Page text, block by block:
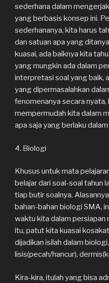
sederhana dalam
yang berbasis konsep ini.
sederhananya, kita harus
dan satuan apa yang
kuasai, ada baiknya kita
yang mungkin ada dalam
interpretasi soal yang baik,
yang dipermasalahkan
fenomenanya secara nyata,
mempermudah kita dalam
apa saja yang berlaku
4. Biologi
Khusus untuk mata
belajar dari soal-soal tahun
tiap butir soalnya.
bahan-bahan biologi SMA,
waktu kita dalam persiapan
itu, patut kita kuasai
dijadikan isilah dalam
lisis(pecah/hancur),
Kira-kira, itulah yang bisa